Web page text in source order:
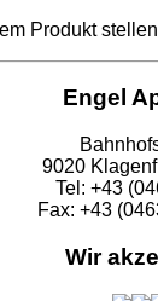
Produkt
Engel
9020
Tel: +43
Fax: +43
Wir